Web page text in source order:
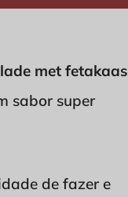
met fetakaas
sabor super
de fazer e